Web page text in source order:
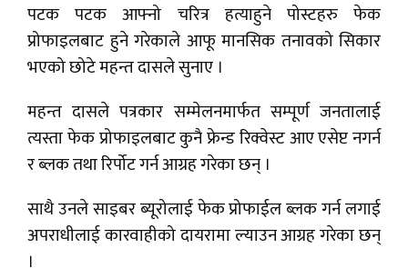
पटक पटक आफ्नो चरित्र हत्याहुने पोस्टहरु फेक
प्रोफाइलबाट हुने गरेकाले आफू मानसिक तनावको सिकार
भएको छोटे महन्त दासले सुनाए ।
महन्त दासले पत्रकार सम्मेलनमार्फत सम्पूर्ण जनतालाई
त्यस्ता फेक प्रोफाइलबाट कुनै फ्रेन्ड रिक्वेस्ट आए एसेप्ट नगर्न
र ब्लक तथा रिर्पोट गर्न आग्रह गरेका छन् ।
साथै उनले साइबर ब्यूरोलाई फेक प्रोफाईल ब्लक गर्न लगाई
अपराधीलाई कारवाहीको दायरामा ल्याउन आग्रह गरेका छन्
।